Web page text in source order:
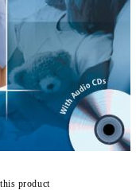
product